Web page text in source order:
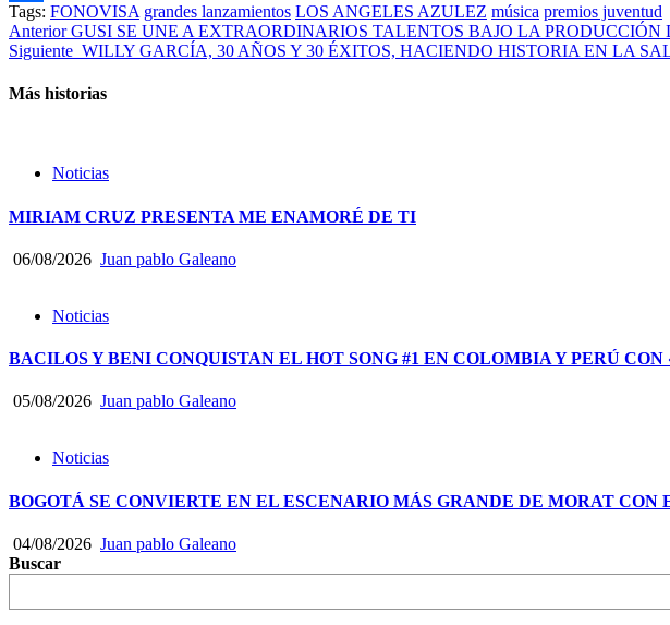
Compartir
Tags: FONOVISA grandes lanzamientos LOS ANGELES AZULEZ música premios juventud
Post
navigation
AnteriorGUSI SE UNE A EXTRAORDINARIOS TALENTOS BAJO LA
Siguiente WILLY GARCÍA, 30 AÑOS Y 30 ÉXITOS, HACIENDO HISTORIA EN LA
Más historias
Noticias
MIRIAM CRUZ PRESENTA ME ENAMORÉ DE TI
06/08/2026 Juan pablo Galeano
Noticias
BACILOS Y BENI CONQUISTAN EL HOT SONG #1 EN COLOMBIA Y PERÚ CON
05/08/2026 Juan pablo Galeano
Noticias
BOGOTÁ SE CONVIERTE EN EL ESCENARIO MÁS GRANDE DE MORAT
04/08/2026 Juan pablo Galeano
Buscar